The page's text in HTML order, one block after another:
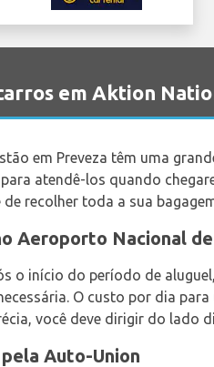
em Aktion
em Preveza têm uma
atendê-los quando
recolher toda a sua
Aeroporto Nacional
o início do período de
O custo por dia
você deve dirigir do lado
Auto-Union